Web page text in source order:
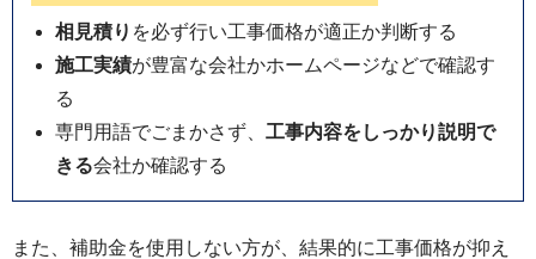
相見積り を必ず行い工事価格が適正か判断する
施工実績が豊富な会社かホームページなどで確認す
る
専門用語でごまかさず、 工事内容をしっかり説明で
きる会社か確認する
また、補助金を使用しない方が、結果的に工事価格が抑え